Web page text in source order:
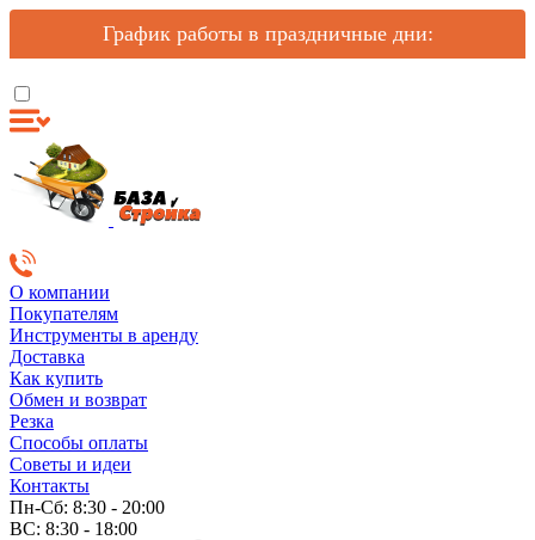
График работы в праздничные дни:
О компании
Покупателям
Инструменты в аренду
Доставка
Как купить
Обмен и возврат
Резка
Способы оплаты
Советы и идеи
Контакты
Пн-Сб: 8:30 - 20:00
ВС: 8:30 - 18:00